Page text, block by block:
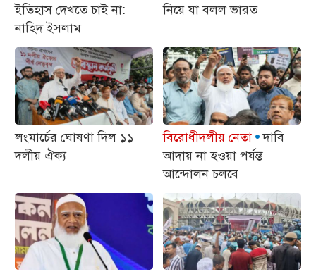
ইতিহাস দেখতে চাই না:
নাহিদ ইসলাম ‎
নিয়ে যা বলল ভারত
লংমার্চের ঘোষণা দিল ১১
দলীয় ঐক্য
বিরোধীদলীয় নেতা
দাবি
আদায় না হওয়া পর্যন্ত
আন্দোলন চলবে